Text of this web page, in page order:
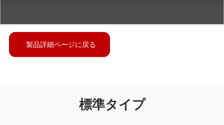
製品詳細ページに戻る
標準タイプ